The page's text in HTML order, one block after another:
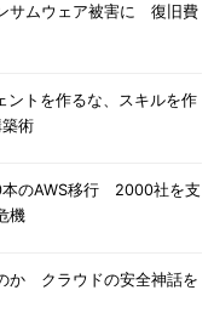
サムウェア被害に 復旧費
ントを作るな、スキルを作
術
本のAWS移行 2000社を支
機
か クラウドの安全神話を